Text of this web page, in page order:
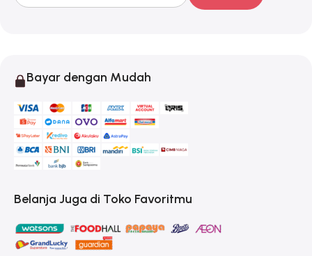
Bayar dengan Mudah
Belanja Juga di Toko Favoritmu